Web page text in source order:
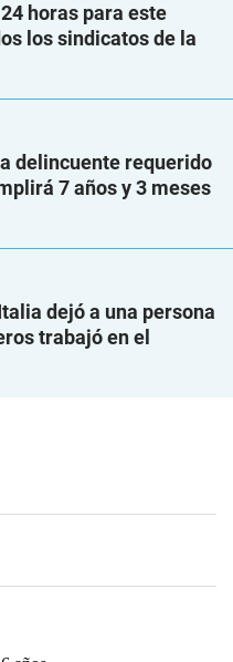
horas para este
los sindicatos de la
delincuente requerido
7 años y 3 meses
dejó a una persona
trabajó en el